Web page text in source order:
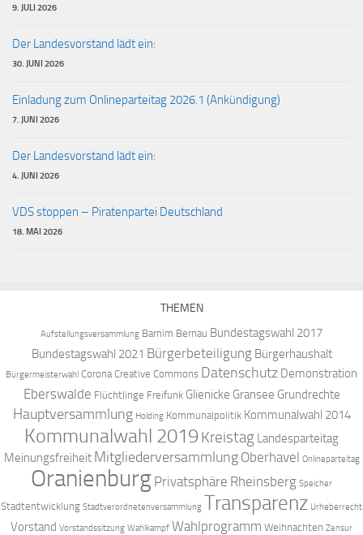
9. JULI 2026
Der Landesvorstand lädt ein:
30. JUNI 2026
Einladung zum Onlineparteitag 2026.1 (Ankündigung)
7. JUNI 2026
Der Landesvorstand lädt ein:
4. JUNI 2026
VDS stoppen – Piratenpartei Deutschland
18. MAI 2026
THEMEN
Aufstellungsversammlung Barnim Bernau Bundestagswahl 2017
Bundestagswahl 2021 Bürgerbeteiligung Bürgerhaushalt
Bürgermeisterwahl Corona Creative Commons Datenschutz Demonstration
Eberswalde Flüchtlinge Freifunk Glienicke Gransee Grundrechte
Hauptversammlung Holding Kommunalpolitik Kommunalwahl 2014
Kommunalwahl 2019 Kreistag Landesparteitag
Meinungsfreiheit Mitgliederversammlung Oberhavel Onlineparteitag
Oranienburg Privatsphäre Rheinsberg Speicher
Stadtentwicklung Stadtverordnetenversammlung Transparenz Urheberrecht
Vorstand Vorstandssitzung Wahlkampf Wahlprogramm Weihnachten Zensur